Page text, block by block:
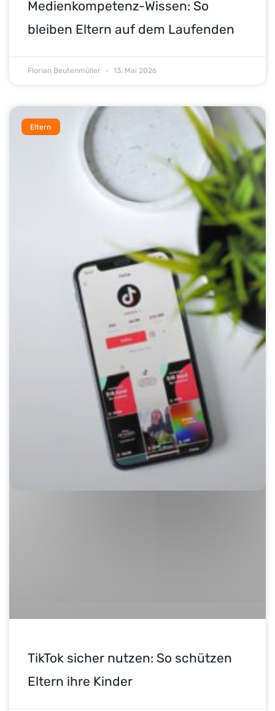
Medienkompetenz-Wissen: So
bleiben Eltern auf dem Laufenden
Florian Beutenmüller 13. Mai 2026
Eltern
TikTok sicher nutzen: So schützen
Eltern ihre Kinder